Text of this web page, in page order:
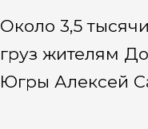
Около 3,5
груз жителям
Югры Алексей